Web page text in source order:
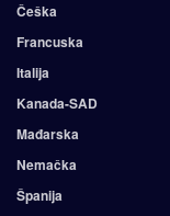
Češka
Francuska
Italija
Kanada-SAD
Mađarska
Nemačka
Španija